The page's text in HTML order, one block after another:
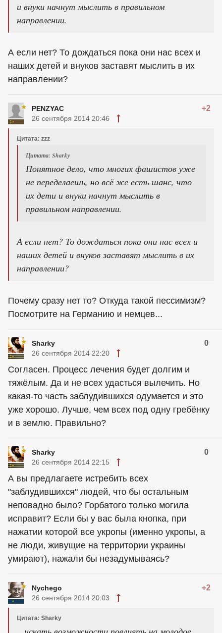
и внуки начнут мыслить в правильном
направлении.
А если нет? То дождаться пока они нас всех и
наших детей и внуков заставят мыслить в их
направлении?
PENZYAC +2
26 сентября 2014 20:46
Цитата: zzz
Цитата: Sharky
Понятное дело, что многих фашистов уже
не переделаешь, но всё же есть шанс, что
их дети и внуки начнут мыслить в
правильном направлении.
А если нет? То дождаться пока они нас всех и
наших детей и внуков заставят мыслить в их
направлении?
Почему сразу нет то? Откуда такой пессимизм?
Посмотрите на Германию и немцев...
Sharky 0
26 сентября 2014 22:20
Согласен. Процесс лечения будет долгим и
тяжёлым. Да и не всех удасться вылечить. Но
какая-то часть заблудившихся одумается и это
уже хорошо. Лучше, чем всех под одну гребёнку
и в землю. Правильно?
Sharky 0
26 сентября 2014 22:15
А вы предлагаете истребить всех
"заблудившихся" людей, что бы остальным
неповадно было? Горбатого только могила
исправит? Если бы у вас была кнопка, при
нажатии которой все укропы (именно укропы, а
не люди, живущие на территории украины
умирают), нажали бы незадумываясь?
Nychego +2
26 сентября 2014 20:03
Цитата: Sharky